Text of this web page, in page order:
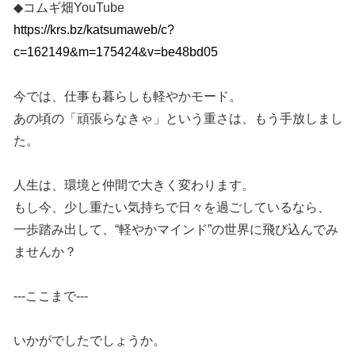
◆コムギ畑YouTube
https://krs.bz/katsumaweb/c?
c=162149&m=175424&v=be48bd05
今では、仕事も暮らしも軽やかモード。
あの頃の「頑張らなきゃ」という重さは、もう手放しまし
た。
人生は、環境と仲間で大きく変わります。
もし今、少し重たい気持ちで日々を過ごしているなら、
一歩踏み出して、“軽やかマインド”の世界に飛び込んでみ
ませんか？
---ここまで---
いかがでしたでしょうか。